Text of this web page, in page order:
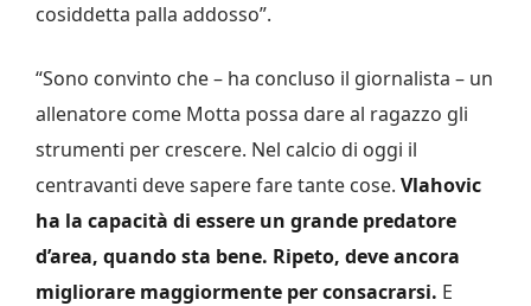
cosiddetta palla addosso”.
“Sono convinto che – ha concluso il giornalista – un
allenatore come Motta possa dare al ragazzo gli
strumenti per crescere. Nel calcio di oggi il
centravanti deve sapere fare tante cose. Vlahovic
ha la capacità di essere un grande predatore
d’area, quando sta bene. Ripeto, deve ancora
migliorare maggiormente per consacrarsi. E